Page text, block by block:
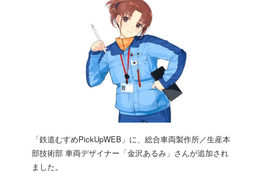
「鉄道むすめPickUpWEB」に、総合車両製作所／生産本
部技術部 車両デザイナー「金沢あるみ」さんが追加され
ました。